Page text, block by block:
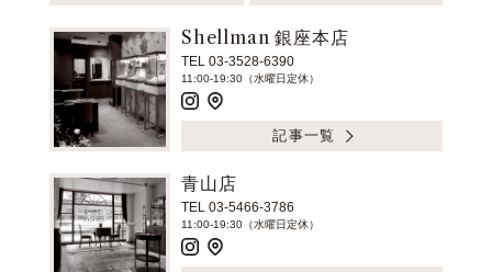
Shellman 銀座本店
TEL 03-3528-6390
11:00-19:30（水曜日定休）
記事一覧
青山店
TEL 03-5466-3786
11:00-19:30（水曜日定休）